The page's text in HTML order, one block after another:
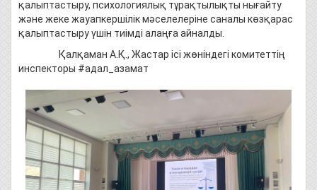
қалыптастыру, психологиялық тұрақтылықты нығайту
және жеке жауапкершілік мәселелеріне саналы көзқарас
қалыптастыру үшін тиімді алаңға айналды.
Қалқаман А.Қ., Жастар ісі жөніндегі комитеттің
инспекторы #адал_азамат